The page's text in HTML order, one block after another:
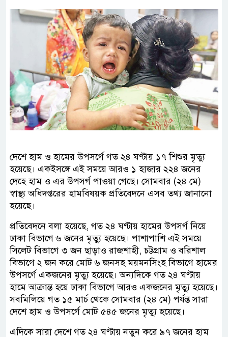
দেশে হাম ও হামের উপসর্গে গত ২৪ ঘণ্টায় ১৭ শিশুর মৃত্যু
হয়েছে। একইসঙ্গে এই সময়ে আরও ১ হাজার ২২৪ জনের
দেহে হাম ও এর উপসর্গ পাওয়া গেছে। সোমবার (২৪ মে)
স্বাস্থ্য অধিদপ্তরের হামবিষয়ক প্রতিবেদনে এসব তথ্য জানানো
হয়েছে।
প্রতিবেদনে বলা হয়েছে, গত ২৪ ঘণ্টায় হামের উপসর্গ নিয়ে
ঢাকা বিভাগে ৬ জনের মৃত্যু হয়েছে। পাশাপাশি এই সময়ে
সিলেট বিভাগে ৩ জন ছাড়াও রাজশাহী, চট্টগ্রাম ও বরিশাল
বিভাগে ২ জন করে মোট ৬ জনসহ ময়মনসিংহ বিভাগে হামের
উপসর্গে একজনের মৃত্যু হয়েছে। অন্যদিকে গত ২৪ ঘণ্টায়
হামে আক্রান্ত হয়ে ঢাকা বিভাগে আরও একজনের মৃত্যু হয়েছে।
সবমিলিয়ে গত ১৫ মার্চ থেকে সোমবার (২৪ মে) পর্যন্ত সারা
দেশে হাম ও উপসর্গে মোট ৫৪৫ জনের মৃত্যু হয়েছে।
এদিকে সারা দেশে গত ২৪ ঘণ্টায় নতুন করে ৯৭ জনের হাম